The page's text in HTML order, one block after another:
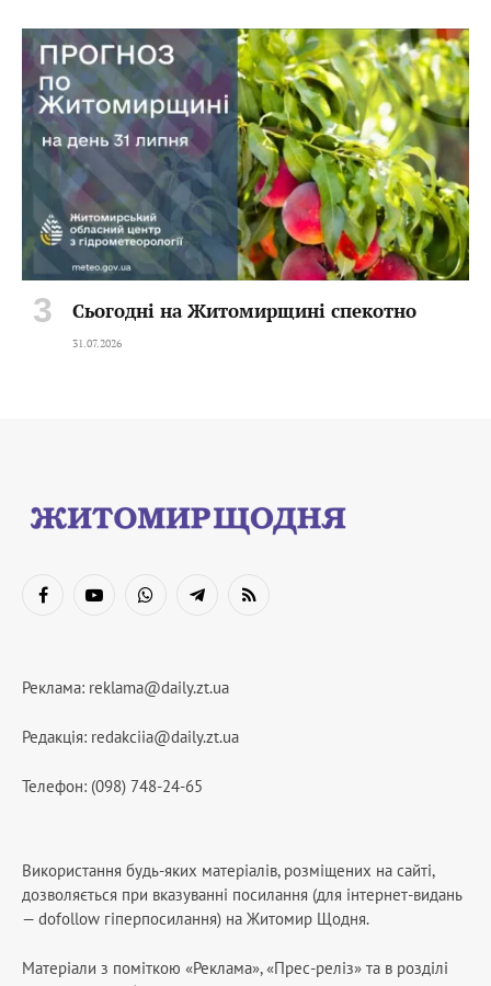
Сьогодні на Житомирщині спекотно
31.07.2026
FacebookYouTubeWhatsAppTelegramRSS
Реклама: reklama@daily.zt.ua
Редакція: redakciia@daily.zt.ua
Телефон: (098) 748-24-65
Використання будь-яких матеріалів, розміщених на сайті,
дозволяється при вказуванні посилання (для інтернет-видань
— dofollow гіперпосилання) на Житомир Щодня.
Матеріали з поміткою «Реклама», «Прес-реліз» та в розділі